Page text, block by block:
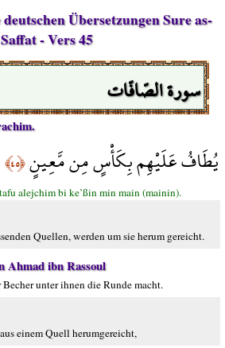
Übersetzungen Sure as-
Saffat - Vers 45
سورة الصّافّات
يُطَافُ عَلَيْهِم بِكَأْسٍ مِن مَّعِينٍ﴿٤٥﴾
alejchim bi ke’ßin min main (mainin).
Quellen, werden um sie herum gereicht.
Ahmad ibn Rassoul
unter ihnen die Runde macht.
einem Quell herumgereicht,